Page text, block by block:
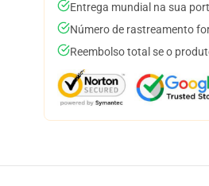
Entrega mundial na sua
Número de rastreamento
Reembolso total se o